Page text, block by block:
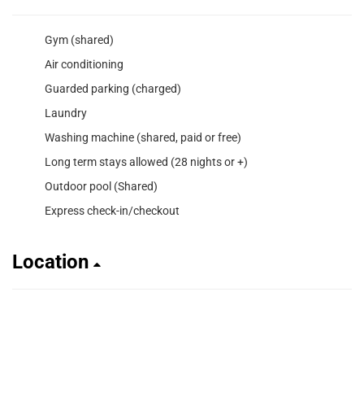
Gym (shared)
Air conditioning
Guarded parking (charged)
Laundry
Washing machine (shared, paid or free)
Long term stays allowed (28 nights or +)
Outdoor pool (Shared)
Express check-in/checkout
Location